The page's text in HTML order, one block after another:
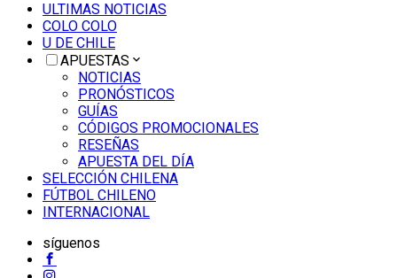
ULTIMAS NOTICIAS
COLO COLO
U DE CHILE
APUESTAS
NOTICIAS
PRONÓSTICOS
GUÍAS
CÓDIGOS PROMOCIONALES
RESEÑAS
APUESTA DEL DÍA
SELECCIÓN CHILENA
FÚTBOL CHILENO
INTERNACIONAL
síguenos